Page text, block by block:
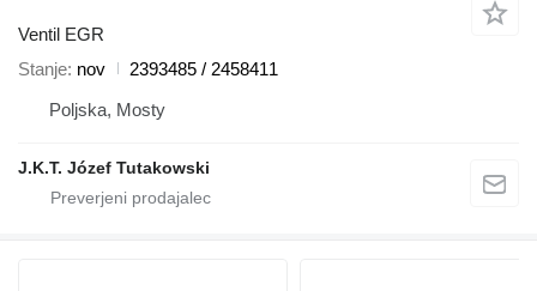
Ventil EGR
Stanje nov
2393485 / 2458411
Poljska, Mosty
J.K.T. Józef Tutakowski